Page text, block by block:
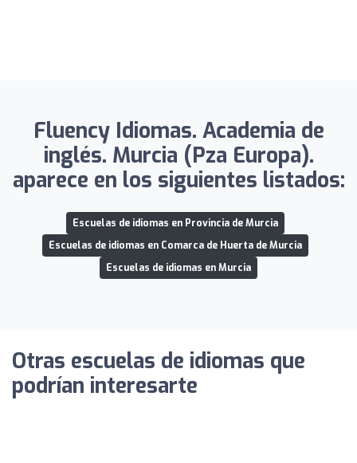
Fluency Idiomas. Academia de
inglés. Murcia (Pza Europa).
aparece en los siguientes listados:
Escuelas de idiomas en Provincia de Murcia
Escuelas de idiomas en Comarca de Huerta de Murcia
Escuelas de idiomas en Murcia
Otras escuelas de idiomas que
podrían interesarte